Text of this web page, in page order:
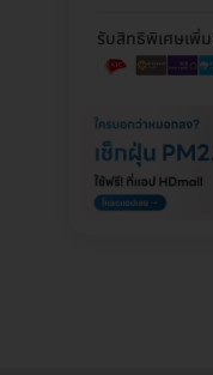
รับสิทธิพิเศษเพิ่